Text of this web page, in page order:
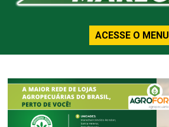
ACESSE O MENU